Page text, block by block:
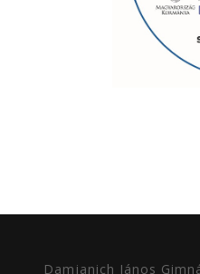
Damjanich János